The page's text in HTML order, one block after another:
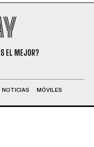
EL MEJOR?
NOTICIAS MÓVILES